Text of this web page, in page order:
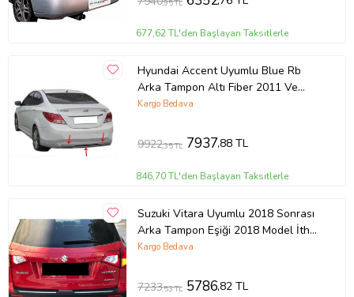
,95 TL
677,62 TL'den Başlayan Taksitlerle
Hyundai Accent Uyumlu Blue Rb
Arka Tampon Altı Fiber 2011 Ve
Sonrası
Kargo Bedava
9922,35 TL 7937,88 TL
846,70 TL'den Başlayan Taksitlerle
Suzuki Vitara Uyumlu 2018 Sonrası
Arka Tampon Eşiği 2018 Model İthal
Üründür
Kargo Bedava
7233,53 TL 5786,82 TL